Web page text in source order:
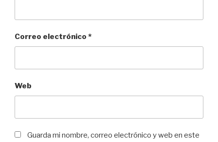
Correo electrónico *
Web
Guarda mi nombre, correo electrónico y web en este